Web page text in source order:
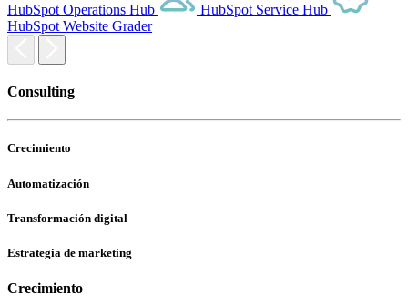
HubSpot Operations Hub
HubSpot Service Hub
HubSpot Website Grader
Consulting
Crecimiento
Automatización
Transformación digital
Estrategia de marketing
Crecimiento